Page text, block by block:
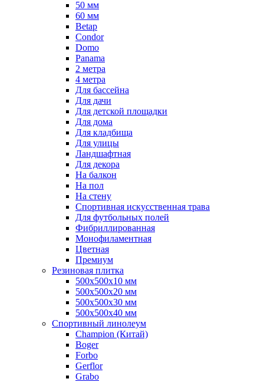
50 мм
60 мм
Betap
Condor
Domo
Panama
2 метра
4 метра
Для бассейна
Для дачи
Для детской площадки
Для дома
Для кладбища
Для улицы
Ландшафтная
Для декора
На балкон
На пол
На стену
Спортивная искусственная трава
Для футбольных полей
Фибриллированная
Монофиламентная
Цветная
Премиум
Резиновая плитка
500х500х10 мм
500х500х20 мм
500х500х30 мм
500х500х40 мм
Спортивный линолеум
Champion (Китай)
Boger
Forbo
Gerflor
Grabo